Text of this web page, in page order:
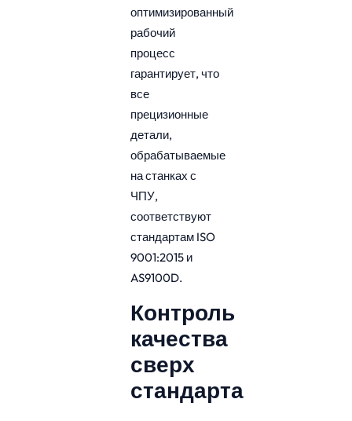
оптимизированный
рабочий
процесс
гарантирует, что
все
прецизионные
детали,
обрабатываемые
на станках с
ЧПУ,
соответствуют
стандартам ISO
9001:2015 и
AS9100D.
Контроль
качества
сверх
стандарта